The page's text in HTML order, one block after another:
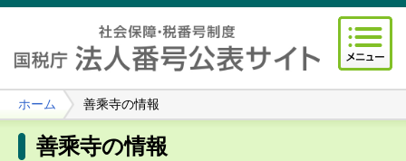
ホーム 善乘寺の情報
善乘寺の情報